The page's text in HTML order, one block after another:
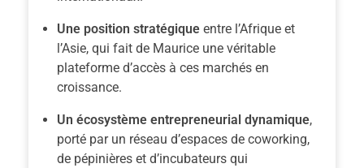
Une position stratégique entre l’Afrique et
l’Asie, qui fait de Maurice une véritable
plateforme d’accès à ces marchés en
croissance.
Un écosystème entrepreneurial dynamique,
porté par un réseau d’espaces de coworking,
de pépinières et d’incubateurs qui